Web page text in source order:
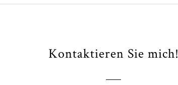
Kontaktieren Sie mich!